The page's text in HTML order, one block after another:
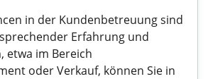
in der Kundenbetreuung sind
Erfahrung und
etwa im Bereich
oder Verkauf, können Sie in